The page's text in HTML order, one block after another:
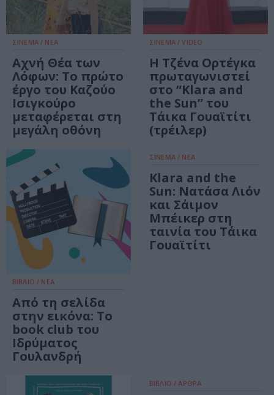
ΣΙΝΕΜΑ / ΝΕΑ
Αχνή Θέα των
Λόφων: Το πρώτο
έργο του Καζούο
Ισιγκούρο
μεταφέρεται στη
μεγάλη οθόνη
ΣΙΝΕΜΑ / VIDEO
Η Τζένα Ορτέγκα
πρωταγωνιστεί
στο “Klara and
the Sun” του
Τάικα Γουαϊτίτι
(τρέιλερ)
ΒΙΒΛΙΟ / ΝΕΑ
Από τη σελίδα
στην εικόνα: Το
book club του
Ιδρύματος
Γουλανδρή
ΣΙΝΕΜΑ / ΝΕΑ
Klara and the
Sun: Νατάσα Λιόν
και Σάιμον
Μπέικερ στη
ταινία του Τάικα
Γουαϊτίτι
ΒΙΒΛΙΟ / ΑΡΘΡΑ